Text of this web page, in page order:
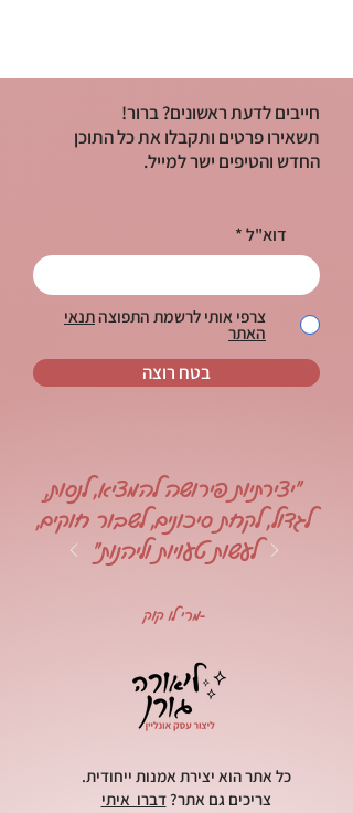
חייבים לדעת ראשונים? ברור!
תשאירו פרטים ותקבלו את כל התוכן
החדש והטיפים ישר למייל.
דוא"ל
צרפי אותי לרשמת התפוצהתנאי
האתר
בטח רוצה
כל אתר הוא יצירת אמנות ייחודית.
צריכים גם אתר?דברו איתי
"יצירתיות פירושה להמציא, לנסות,
לגדול, לקחת סיכונים, לשבור חוקים,
לעשות טעויות וליהנות"
-מרי לו קוק